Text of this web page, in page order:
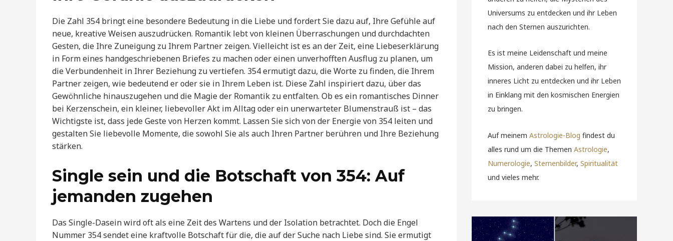
Die Zahl 354 bringt eine besondere Bedeutung in die Liebe und fordert Sie dazu auf, Ihre Gefühle auf
neue, kreative Weisen auszudrücken. Romantik lebt von kleinen Überraschungen und durchdachten
Gesten, die Ihre Zuneigung zu Ihrem Partner zeigen. Vielleicht ist es an der Zeit, eine Liebeserklärung
in Form eines handgeschriebenen Briefes zu machen oder einen unverhofften Ausflug zu planen, um
die Verbundenheit in Ihrer Beziehung zu vertiefen. 354 ermutigt dazu, die Worte zu finden, die Ihrem
Partner zeigen, wie bedeutend er oder sie in Ihrem Leben ist. Diese Zahl inspiriert dazu, über das
Gewöhnliche hinauszugehen und die Magie der Romantik zu entfalten. Ob es ein romantisches Dinner
bei Kerzenschein, ein kleiner, liebevoller Akt im Alltag oder ein unerwarteter Blumenstrauß ist – das
Wichtigste ist, dass jede Geste von Herzen kommt. Lassen Sie sich von der Energie von 354 leiten und
gestalten Sie liebevolle Momente, die sowohl Sie als auch Ihren Partner berühren und Ihre Beziehung
stärken.
Single sein und die Botschaft von 354: Auf
jemanden zugehen
Das Single-Dasein wird oft als eine Zeit des Wartens und der Isolation betrachtet. Doch die Engel
Nummer 354 sendet eine kraftvolle Botschaft für die, die auf der Suche nach Liebe sind. Sie ermutigt
Universums zu entdecken und ihr Leben
nach den Sternen auszurichten.
Es ist meine Leidenschaft und meine
Mission, anderen dabei zu helfen, ihr
inneres Licht zu entdecken und ihr Leben
in Einklang mit den kosmischen Energien
zu bringen.
Auf meinem Astrologie-Blog findest du
alles rund um die Themen Astrologie,
Numerologie, Sternenbilder, Spiritualität
und vieles mehr.